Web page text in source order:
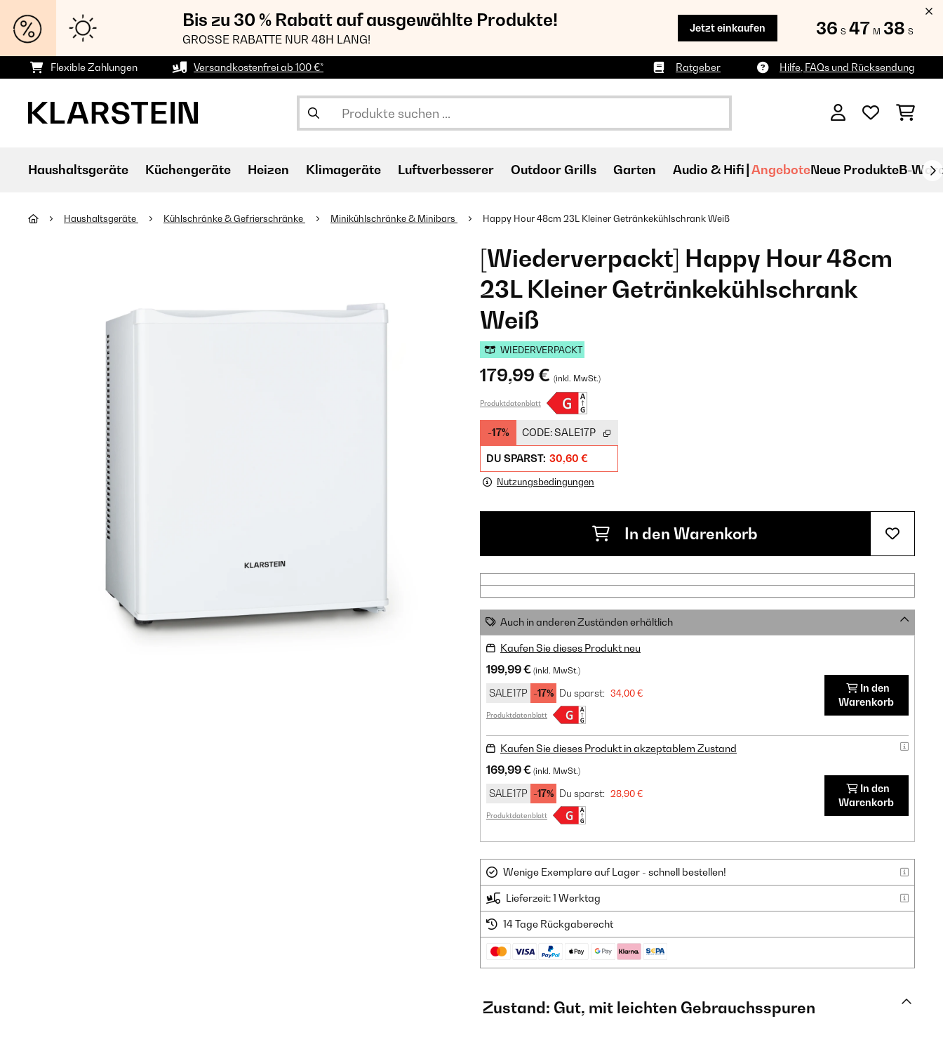
Bis zu 30 % Rabatt auf ausgewählte Produkte!
GROSSE RABATTE NUR 48H LANG!
Jetzt einkaufen 36 S 47 M 37 S
Flexible Zahlungen Versandkostenfrei ab 100 €* Ratgeber Hilfe, FAQs und Rücksendung
Haushaltsgeräte Küchengeräte Heizen Klimageräte Luftverbesserer Outdoor Grills Garten Audio & Hifi AngeboteNeue ProdukteB-
Haushaltsgeräte Kühlschränke & Gefrierschränke Minikühlschränke & Minibars Happy Hour 48cm 23L Kleiner Getränkekühlschrank Weiß
[Wiederverpackt] Happy Hour 48cm
23L Kleiner Getränkekühlschrank
Weiß
WIEDERVERPACKT
179,99 € (inkl. MwSt.)
Produktdatenblatt
-17% CODE:SALE17P
DU SPARST: 30,60 €
Nutzungsbedingungen
In den Warenkorb
Auch in anderen Zuständen erhältlich
Kaufen Sie dieses Produkt neu
199,99 € (inkl. MwSt.)
SALE17P -17% Du sparst: 34,00 €
Produktdatenblatt
In den
Warenkorb
Kaufen Sie dieses Produkt in akzeptablem Zustand
169,99 € (inkl. MwSt.)
SALE17P -17% Du sparst: 28,90 €
Produktdatenblatt
In den
Warenkorb
Wenige Exemplare auf Lager - schnell bestellen!
Lieferzeit: 1 Werktag
14 Tage Rückgaberecht
Zustand: Gut, mit leichten Gebrauchsspuren